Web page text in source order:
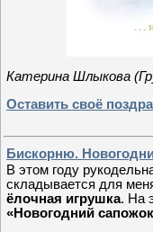
Катерина Шлыкова
Оставить своё
Бискорню.
В этом году
складывается для
ёлочная игрушка. На
«Новогодний